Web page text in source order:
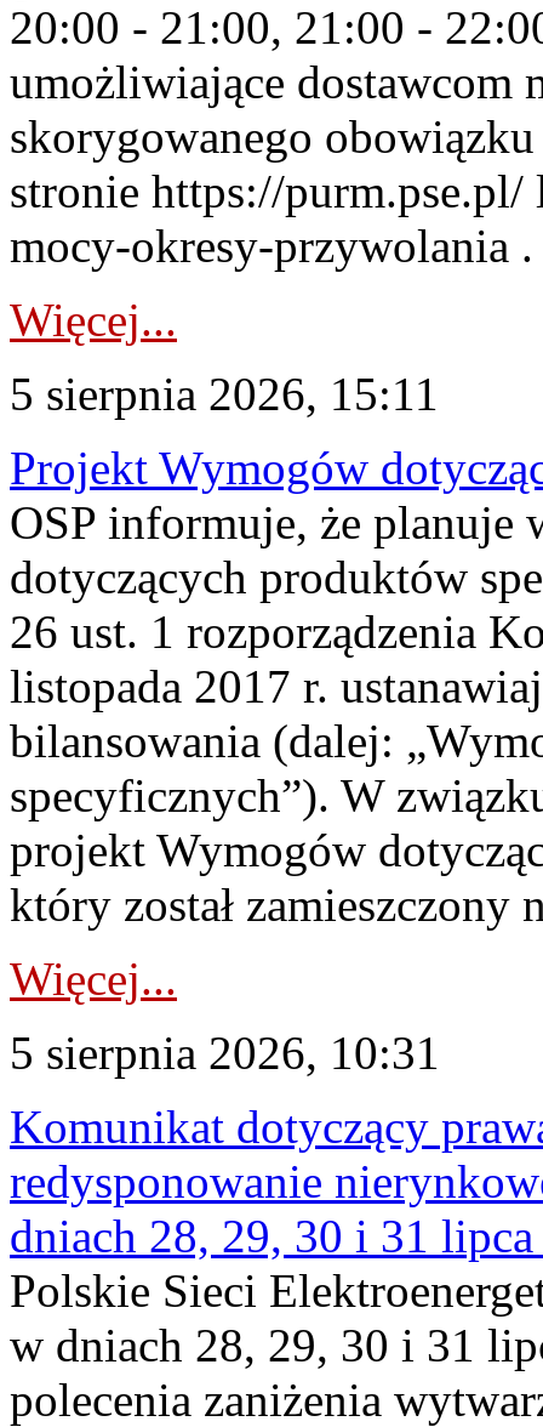
20:00 - 21:00, 21:00 -
umożliwiające dostawcom
skorygowanego
stronie https://
mocy-okresy-przywolania
Więcej...
5 sierpnia 2026, 15:11
Projekt Wymogów
OSP informuje, że planuje
dotyczących produktów
26 ust. 1 rozporządzenia
listopada 2017 r.
bilansowania (dalej:
specyficznych”). W
projekt Wymogów
który został zamieszczony
Więcej...
5 sierpnia 2026, 10:31
Komunikat dotyczący
redysponowanie
dniach 28, 29, 30 i 31
Polskie Sieci
w dniach 28, 29, 30 i 31
polecenia zaniżenia